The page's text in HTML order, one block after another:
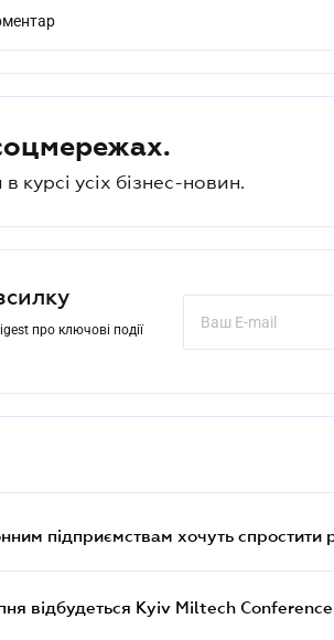
курсі усіх бізнес-новин.
про ключові події
підприємствам хочуть спростити
відбудеться Kyiv Miltech